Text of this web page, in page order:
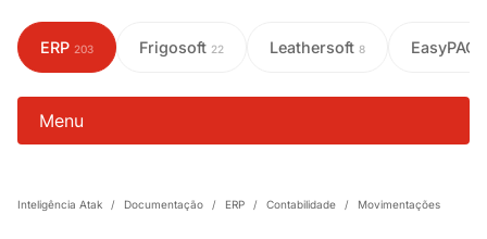
ERP 203 Frigosoft 22 Leathersoft 8 EasyPAC
Menu
Inteligência Atak / Documentação / ERP / Contabilidade / Movimentações